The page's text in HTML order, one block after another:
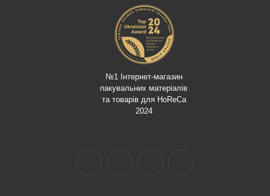
№1 Інтернет-магазин
пакувальних матеріалів
та товарів для HoReCa
2024